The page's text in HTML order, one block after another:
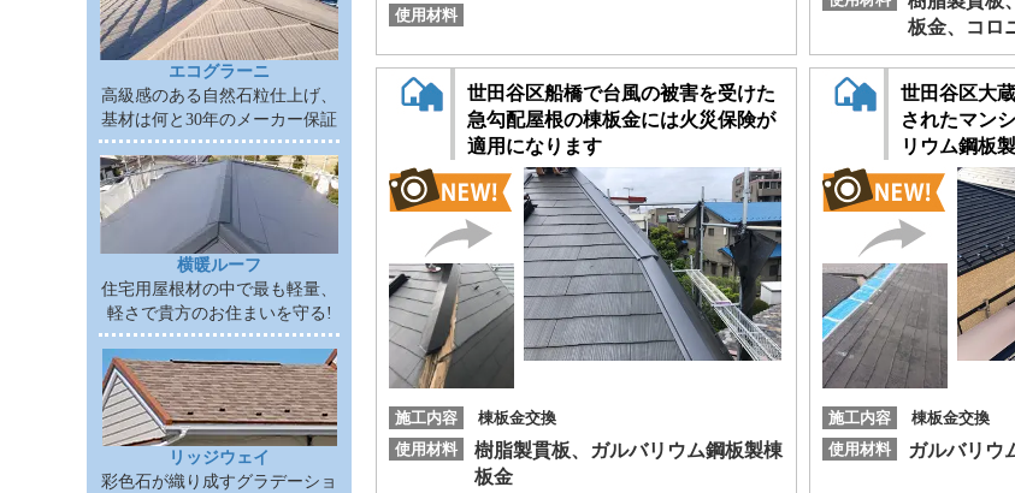
エコグラーニ
高級感のある自然石粒仕上げ、
基材は何と30年のメーカー保証
横暖ルーフ
住宅用屋根材の中で最も軽量、
軽さで貴方のお住まいを守る!
リッジウェイ
彩色石が織り成すグラデーショ
使用材料
板金、コロ
世田谷区船橋で台風の被害を受けた
急勾配屋根の棟板金には火災保険が
適用になります
施工内容
棟板金交換
使用材料
樹脂製貫板、ガルバリウム鋼板製棟
板金
世田谷区大
されたマン
リウム鋼板
施工内容
棟板金交換
使用材料
ガルバリウ